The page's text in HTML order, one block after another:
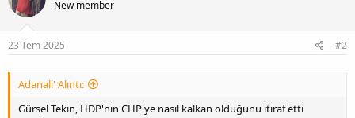
New member
23 Tem 2025 #2
Adanali' Alıntı:
Gürsel Tekin, HDP'nin CHP'ye nasıl kalkan olduğunu itiraf etti